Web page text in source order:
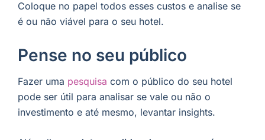
Coloque no papel todos esses custos e analise se
é ou não viável para o seu hotel.
Pense no seu público
Fazer uma pesquisa com o público do seu hotel
pode ser útil para analisar se vale ou não o
investimento e até mesmo, levantar insights.